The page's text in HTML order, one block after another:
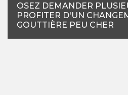
OSEZ DEMANDER
PROFITER D'UN
GOUTTIÈRE PEU CHER